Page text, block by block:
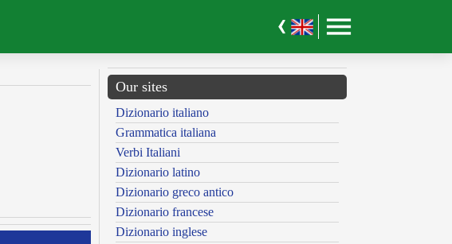
Our sites
Dizionario italiano
Grammatica italiana
Verbi Italiani
Dizionario latino
Dizionario greco antico
Dizionario francese
Dizionario inglese